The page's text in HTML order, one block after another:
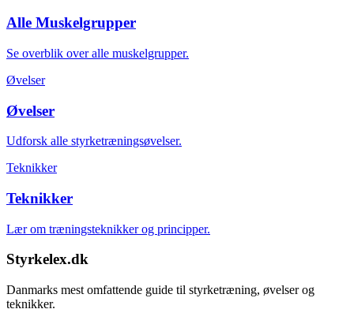
Alle Muskelgrupper
Se overblik over alle muskelgrupper.
Øvelser
Øvelser
Udforsk alle styrketræningsøvelser.
Teknikker
Teknikker
Lær om træningsteknikker og principper.
Styrkelex.dk
Danmarks mest omfattende guide til styrketræning, øvelser og
teknikker.